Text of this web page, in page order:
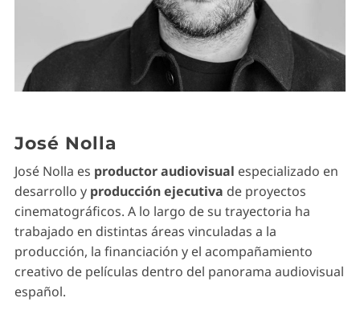
José Nolla
José Nolla es productor audiovisual especializado en
desarrollo yproducción ejecutiva de proyectos
cinematográficos. A lo largo de su trayectoria ha
trabajado en distintas áreas vinculadas a la
producción, la financiación y el acompañamiento
creativo de películas dentro del panorama audiovisual
español.